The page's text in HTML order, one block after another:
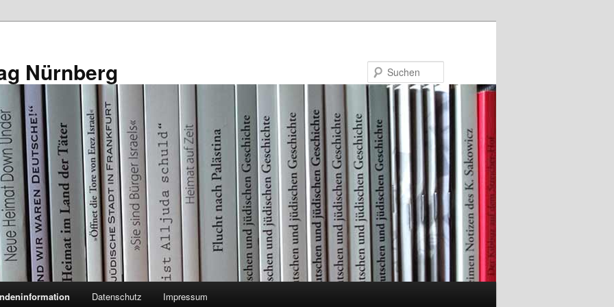
Nürnberg
Datenschutz Impressum